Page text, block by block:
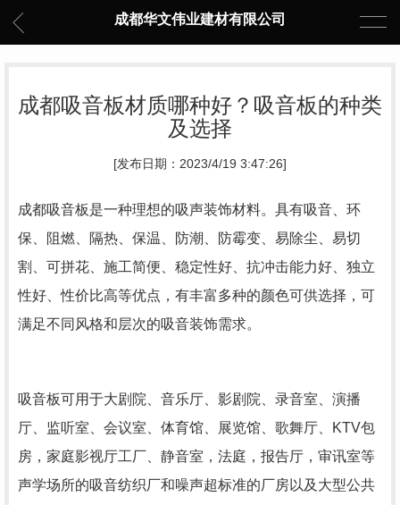
成都华文伟业建材有限公司
成都吸音板材质哪种好？吸音板的种类
及选择
[发布日期：2023/4/19 3:47:26]
成都吸音板是一种理想的吸声装饰材料。具有吸音、环
保、阻燃、隔热、保温、防潮、防霉变、易除尘、易切
割、可拼花、施工简便、稳定性好、抗冲击能力好、独立
性好、性价比高等优点，有丰富多种的颜色可供选择，可
满足不同风格和层次的吸音装饰需求。
吸音板可用于大剧院、音乐厅、影剧院、录音室、演播
厅、监听室、会议室、体育馆、展览馆、歌舞厅、KTV包
房，家庭影视厅工厂、静音室，法庭，报告厅，审讯室等
声学场所的吸音纺织厂和噪声超标准的厂房以及大型公共